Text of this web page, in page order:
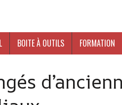
BOITE À OUTILS FORMATION